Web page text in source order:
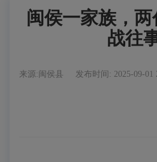
闽侯一家族，
战往
来源:闽侯县 发布时间: 2025-09-01